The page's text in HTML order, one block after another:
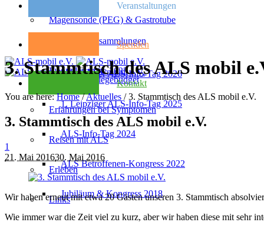
Mitglieder­versammlungen
Kondolenzseite 2025
Magensonde (PEG) & Gastrotube
Checkliste Pflegebudget
Erfahrungen bei Symptomen
Reisen mit ALS
Erleben
Links
Veranstaltungen
2. Leipziger ALS-Info-Tag 2026
1. Leipziger ALS-Info-Tag 2025
ALS-Info-Tag 2024
ALS Betroffenen-Kongress 2022
Jubiläum & Kongress 2018
Spenden
Kontakt
3. Stammtisch des ALS mobil
You are here:Home /Aktuelles /3. Stammtisch des ALS mobil e.V.
3. Stammtisch des ALS mobil e.V.
1
21. Mai 201630. Mai 2016
Wir haben erneut mit etwa 20 Gästen unseren 3. Stammtisch
Wie immer war die Zeit viel zu kurz, aber wir haben diese mit sehr